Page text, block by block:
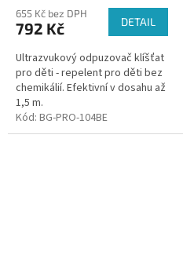
655 Kč bez DPH
792 Kč DETAIL
Ultrazvukový odpuzovač klíšťat
pro děti - repelent pro děti bez
chemikálií. Efektivní v dosahu až
1,5 m.
Kód: BG-PRO-104BE